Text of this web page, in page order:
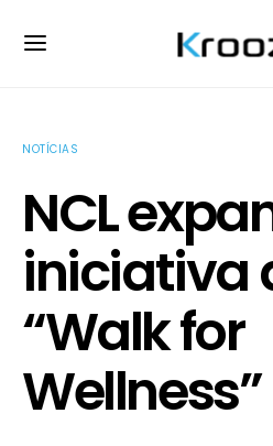
NOTÍCIAS
NCL
iniciativa
“Walk for
Wellness”